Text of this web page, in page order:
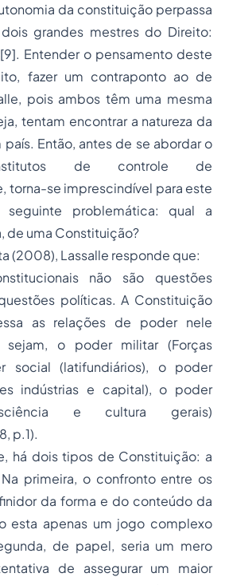
da constituição perpassa
grandes mestres do Direito:
[9]. Entender o pensamento deste
fazer um contraponto ao de
pois ambos têm uma mesma
tentam encontrar a natureza da
Então, antes de se abordar o
de controle de
torna-se imprescindível para este
problemática: qual a
de uma Constituição?
(2008), Lassalle responde que:
não são questões
políticas. A Constituição
as relações de poder nele
sejam, o poder militar (Forças
social (latifundiários), o poder
indústrias e capital), o poder
e cultura gerais)
p.1).
há dois tipos de Constituição: a
primeira, o confronto entre os
da forma e do conteúdo da
esta apenas um jogo complexo
de papel, seria um mero
de assegurar um maior